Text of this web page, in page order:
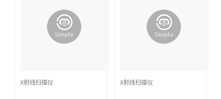
X射线扫描仪 X射线扫描仪